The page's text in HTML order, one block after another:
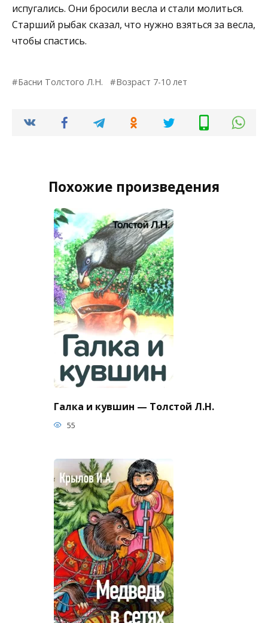
испугались. Они бросили весла и стали молиться.
Старший рыбак сказал, что нужно взяться за весла,
чтобы спастись.
Басни Толстого Л.Н. Возраст 7-10 лет
Похожие произведения
Галка и кувшин — Толстой Л.Н.
55